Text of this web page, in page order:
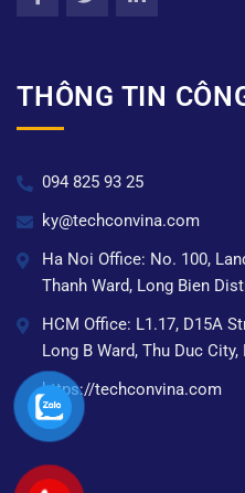
THÔNG TIN
094 825 93 25
ky@techconvina.com
Ha Noi Office: No. 100,
Thanh Ward, Long Bien
HCM Office: L1.17, D15A
Long B Ward, Thu Duc
https://techconvina.com